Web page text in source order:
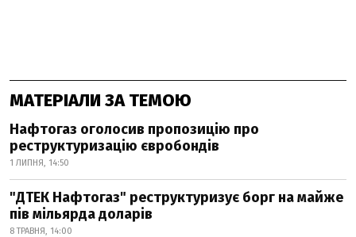
МАТЕРІАЛИ ЗА ТЕМОЮ
Нафтогаз оголосив пропозицію про
реструктуризацію євробондів
1 ЛИПНЯ, 14:50
"ДТЕК Нафтогаз" реструктуризує борг на майже
пів мільярда доларів
8 ТРАВНЯ, 14:00